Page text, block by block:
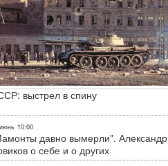
выстрел в спину
10:00
давно вымерли". Александр
о себе и о других